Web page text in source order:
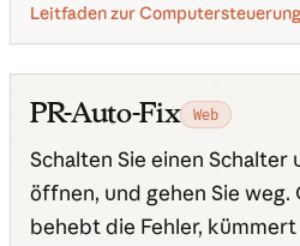
Leitfaden zur Computersteuerung
PR-Auto-Fix Web
Schalten Sie einen Schalter
öffnen, und gehen Sie weg.
behebt die Fehler,